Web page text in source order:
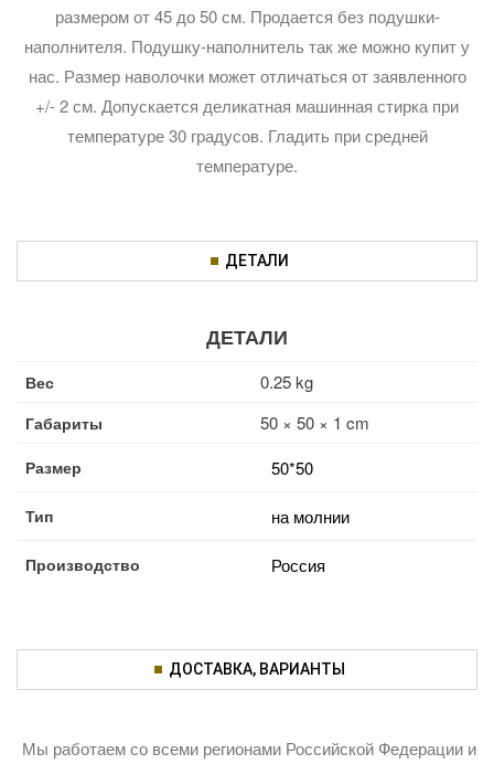
размером от 45 до 50 см. Продается без подушки-
наполнителя. Подушку-наполнитель так же можно купит у
нас. Размер наволочки может отличаться от заявленного
+/- 2 см. Допускается деликатная машинная стирка при
температуре 30 градусов. Гладить при средней
температуре.
ДЕТАЛИ
ДЕТАЛИ
Вес 0.25 kg
Габариты 50 × 50 × 1 cm
Размер 50*50
Тип на молнии
Производство Россия
ДОСТАВКА, ВАРИАНТЫ
Мы работаем со всеми регионами Российской Федерации и